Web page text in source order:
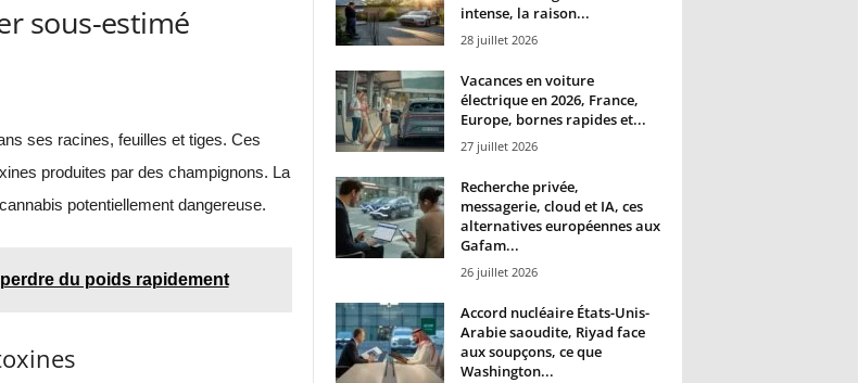
sous-estimé
ses racines, feuilles et tiges. Ces
produites par des champignons. La
potentiellement dangereuse.
du poids rapidement
intense, la raison...
28 juillet 2026
Vacances en voiture
électrique en 2026, France,
Europe, bornes rapides et...
27 juillet 2026
Recherche privée,
messagerie, cloud et IA, ces
alternatives européennes aux
Gafam...
26 juillet 2026
Accord nucléaire États-Unis-
Arabie saoudite, Riyad face
aux soupçons, ce que
Washington...